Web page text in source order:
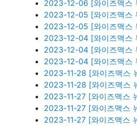
2023-12-06 [와이즈맥스
2023-12-05 [와이즈맥스
2023-12-05 [와이즈맥스
2023-12-04 [와이즈맥스
2023-12-04 [와이즈맥스
2023-12-04 [와이즈맥스
2023-11-28 [와이즈맥스
2023-11-28 [와이즈맥스
2023-11-27 [와이즈맥스
2023-11-27 [와이즈맥스
2023-11-27 [와이즈맥스